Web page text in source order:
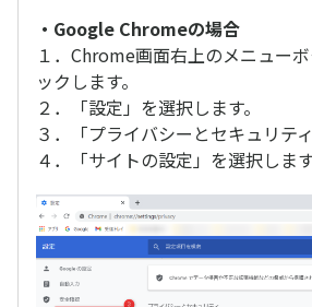
・Google Chromeの場合
１．Chrome画面右上のメニュー
ックします。
２．「設定」を選択します。
３．「プライバシーとセキュリテ
４．「サイトの設定」を選択します